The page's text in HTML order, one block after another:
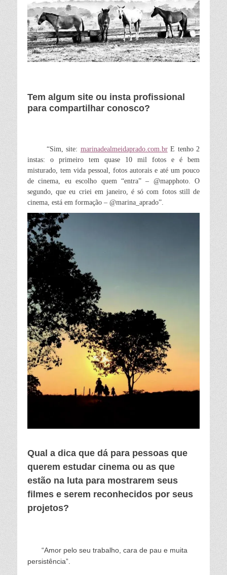
Tem algum site ou insta profissional
para compartilhar conosco?
“Sim, site: marinadealmeidaprado.com.brE tenho 2
instas: o primeiro tem quase 10 mil fotos e é bem
misturado, tem vida pessoal, fotos autorais e até um pouco
de cinema, eu escolho quem “entra” – @mapphoto. O
segundo, que eu criei em janeiro, é só com fotos still de
cinema, está em formação – @marina_aprado”.
Qual a dica que dá para pessoas que
querem estudar cinema ou as que
estão na luta para mostrarem seus
filmes e serem reconhecidos por seus
projetos?
“Amor pelo seu trabalho, cara de pau e muita
persistência”.